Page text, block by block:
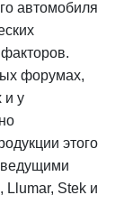
автомобиля
форумах,
и у
этого
ведущими
Llumar, Stek и